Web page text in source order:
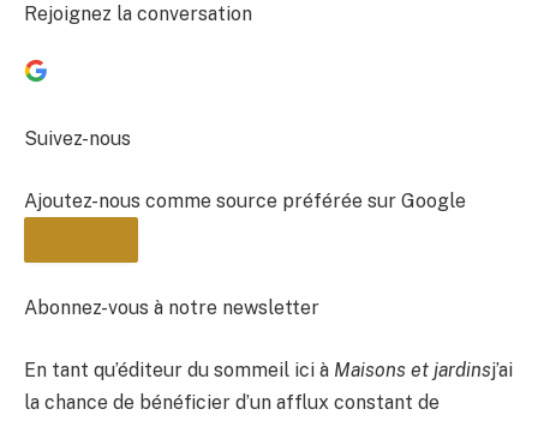
Rejoignez la conversation
Suivez-nous
Ajoutez-nous comme source préférée sur Google
BULLETIN
Abonnez-vous à notre newsletter
En tant qu’éditeur du sommeil ici à Maisons et jardinsj’ai
la chance de bénéficier d’un afflux constant de